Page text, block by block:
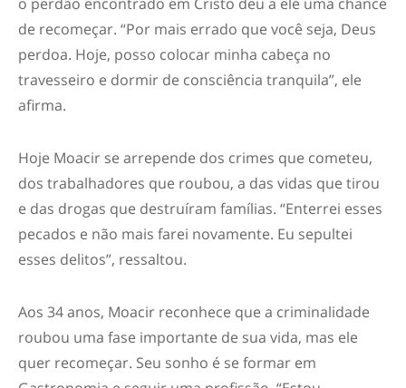
de recomeçar. “Por mais errado que você seja, Deus
perdoa. Hoje, posso colocar minha cabeça no
travesseiro e dormir de consciência tranquila”, ele
afirma.
Hoje Moacir se arrepende dos crimes que cometeu,
dos trabalhadores que roubou, a das vidas que tirou
e das drogas que destruíram famílias. “Enterrei esses
pecados e não mais farei novamente. Eu sepultei
esses delitos”, ressaltou.
Aos 34 anos, Moacir reconhece que a criminalidade
roubou uma fase importante de sua vida, mas ele
quer recomeçar. Seu sonho é se formar em